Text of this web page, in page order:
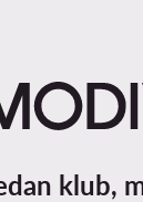
klub,